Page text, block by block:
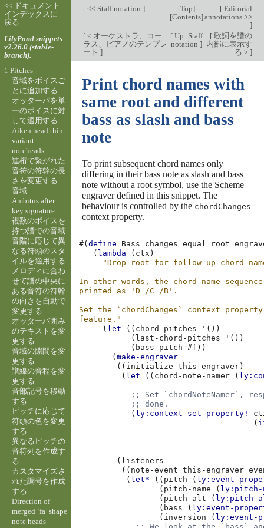
[<< Staff notation ] [Top]
[Contents]
[Editorial
annotations >>
]
[< オーケストラ、コー
ラス、ピアノのテンプレ
ート ]
[Up: Staff
notation ]
[歌詞を譜の
内部に表示す
る > ]
Print chord names with
same root and different
bass as slash and bass
note
To print subsequent chord names only
differing in their bass note as slash and bass
note without a root symbol, use the Scheme
engraver defined in this snippet. The
behaviour is controlled by the chordChanges
context property.
#(define
( lambda ( ctx )
"Drop root for follow-up chord
In other words, the chord name
printed as 'D /C /B'.
Set the `chordChanges` context
feature."
( let (( chord-pitches ' ())
( last-chord-pitches ' ())
( bass-pitch #f ))
(make-engraver
(( initialize this-engraver )
( let (( chord-note-namer (
;; Set `chordNoteNamer`,
;; done.
( ly:context-set-property!
(
( listeners
(( note-event this-engraver
( let* (( pitch ( ly:event-
( pitch-name ( ly:pitch-
( pitch-alt ( ly:pitch-
( bass ( ly:event-
( inversion ( ly:event-
<< ドキュメント
インデックスに
戻る
LilyPond snippets
v2.26.0 (stable-
branch).
1 Pitches
音域をボイスご
とに追加する
オッターバを単
一のボイスに対
して適用する
Aiken head thin
variant
noteheads
連桁で繋がれた
音符の符幹の長
さを変更する
音域
Ambitus after
key signature
複数のボイスを
持つ譜での音域
音階に応じて異
なる符頭のスタ
イルを適用する
メロディに合わ
せて譜の中央に
ある音符の符幹
の向きを自動で
変更する
オッターバ囲み
のテキストを変
更する
音域の隙間を変
更する
譜線の音程を変
更する
音部記号を移動
する
ピッチに応じて
符頭の色を変更
する
異なるピッチの
音符列を作成す
る
カスタマイズさ
れた調号を作成
する
Direction of
merged ‘fa’ shape
note heads